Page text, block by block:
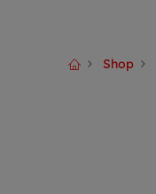
Shop